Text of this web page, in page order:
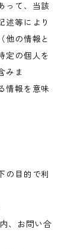
って、当該
述等により
他の情報と
定の個人を
みま
情報を意味
の目的で利
、お問い合